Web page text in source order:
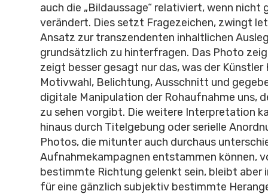
auch die „Bildaussage“ relativiert, wenn nicht
verändert. Dies setzt Fragezeichen, zwingt
Ansatz zur transzendenten inhaltlichen
grundsätzlich zu hinterfragen. Das Photo
zeigt besser gesagt nur das, was der Künstler
Motivwahl, Belichtung, Ausschnitt und
digitale Manipulation der Rohaufnahme uns,
zu sehen vorgibt. Die weitere Interpretation
hinaus durch Titelgebung oder serielle
Photos, die mitunter auch durchaus
Aufnahmekampagnen entstammen können,
bestimmte Richtung gelenkt sein, bleibt aber
für eine gänzlich subjektiv bestimmte